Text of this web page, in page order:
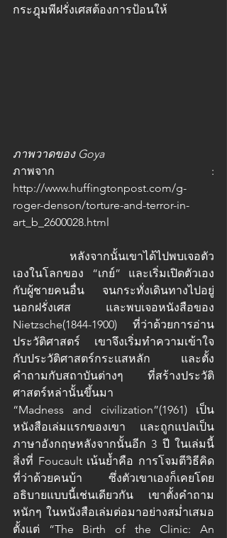
กระฎุมพีฝรั่งเศสต้องการป้อนให้
ภาพวาดของ Goya
ภาพจาก :
http://www.huffingtonpost.com/g-
roger-denson/torture-and-terror-in-
art_b_2600028.html
เองในโลกของ “เกย์” และเริ่มเปิดตัวเอง
กับผู้ชายคนอื่น จนกระทั่งเดินทางไปอยู่
นอกฝรั่งเศส และพบเจอหนังสือของ
Nietzsche(1844-1900) ที่ว่าด้วยการอ่าน
ประวัติศาสตร์ เขาจึงเริ่มทำความเข้าใจ
กับประวัติศาสตร์กระแสหลัก และตั้ง
คำถามกับสถาบันต่างๆ ที่สร้างประวัติ
ศาสตร์หล่านั้นขึ้นมา
“Madness and civilization”(1961) เป็น
หนังสือเล่มแรกของเขา และถูกแปลเป็น
ภาษาอังกฤษหลังจากนั้นอีก 3 ปี ในเล่มนี้
สิ่งที่ Foucault เน้นย้ำคือ การโจมตีวิธีคิด
ที่ว่าด้วยคนบ้า ซึ่งตัวเขาเองก็เคยโดย
อธิบายแบบนี้เช่นเดียวกัน เขาตั้งคำถาม
หนักๆ ในหนังสือเล่มต่อมาอย่างสม่ำเสมอ
ตั้งแต่ “The Birth of the Clinic: An